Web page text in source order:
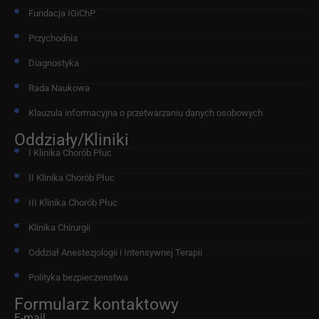
Fundacja IGiChP
Przychodnia
Diagnostyka
Rada Naukowa
Klauzula informacyjna o przetwarzaniu danych osobowych
Oddziały/Kliniki
I Klinika Chorób Płuc
II Klinika Chorób Płuc
III Klinika Chorób Płuc
Klinika Chirurgii
Oddział Anestezjologii i Intensywnej Terapii
Polityka bezpieczenstwa
Formularz kontaktowy